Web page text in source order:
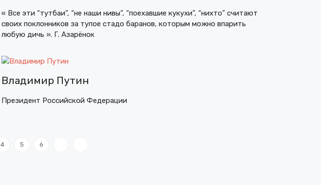
« Все эти “тутбаи”, “не наши нивы”, “поехавшие кукухи”, “нихто” считают
своих поклонников за тупое стадо баранов, которым можно впарить
любую дичь ». Г. Азарёнок
Владимир Путин
Президент Российской Федерации
4 5 6